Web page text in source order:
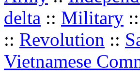
delta :: Military ::
:: Revolution ::
Vietnamese